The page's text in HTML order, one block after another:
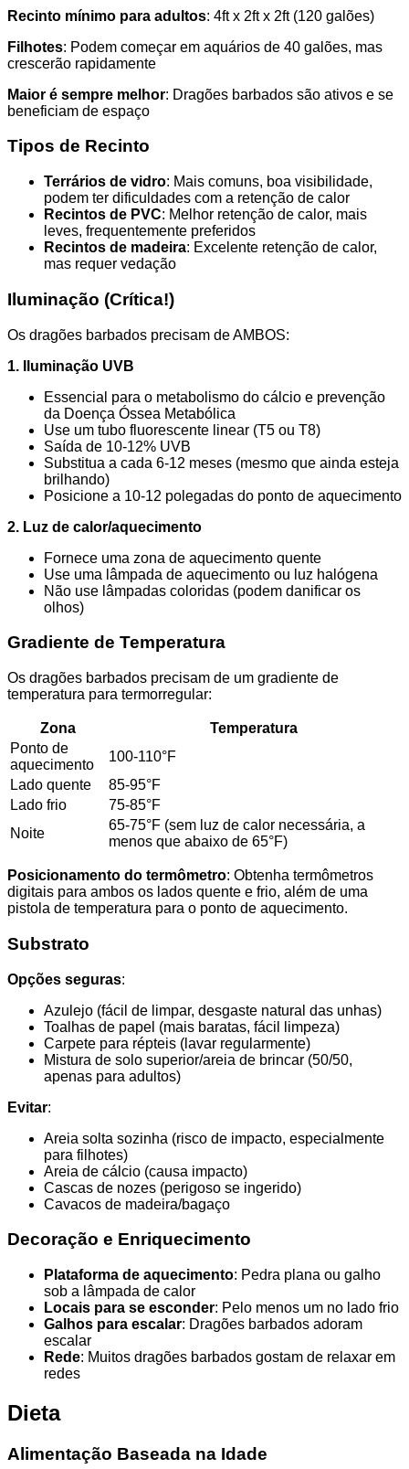
Recinto mínimo para adultos: 4ft x 2ft x 2ft (120 galões)
Filhotes: Podem começar em aquários de 40 galões, mas
crescerão rapidamente
Maior é sempre melhor: Dragões barbados são ativos e se
beneficiam de espaço
Tipos de Recinto
Terrários de vidro: Mais comuns, boa visibilidade,
podem ter dificuldades com a retenção de calor
Recintos de PVC: Melhor retenção de calor, mais
leves, frequentemente preferidos
Recintos de madeira: Excelente retenção de calor,
mas requer vedação
Iluminação (Crítica!)
Os dragões barbados precisam de AMBOS:
1. Iluminação UVB
Essencial para o metabolismo do cálcio e prevenção
da Doença Óssea Metabólica
Use um tubo fluorescente linear (T5 ou T8)
Saída de 10-12% UVB
Substitua a cada 6-12 meses (mesmo que ainda esteja
brilhando)
Posicione a 10-12 polegadas do ponto de aquecimento
2. Luz de calor/aquecimento
Fornece uma zona de aquecimento quente
Use uma lâmpada de aquecimento ou luz halógena
Não use lâmpadas coloridas (podem danificar os
olhos)
Gradiente de Temperatura
Os dragões barbados precisam de um gradiente de
temperatura para termorregular:
Zona
Temperatura
Ponto de
aquecimento
100-110°F
Lado quente
85-95°F
Lado frio
75-85°F
Noite
65-75°F (sem luz de calor necessária, a
menos que abaixo de 65°F)
Posicionamento do termômetro: Obtenha termômetros
digitais para ambos os lados quente e frio, além de uma
pistola de temperatura para o ponto de aquecimento.
Substrato
Opções seguras:
Azulejo (fácil de limpar, desgaste natural das unhas)
Toalhas de papel (mais baratas, fácil limpeza)
Carpete para répteis (lavar regularmente)
Mistura de solo superior/areia de brincar (50/50,
apenas para adultos)
Evitar:
Areia solta sozinha (risco de impacto, especialmente
para filhotes)
Areia de cálcio (causa impacto)
Cascas de nozes (perigoso se ingerido)
Cavacos de madeira/bagaço
Decoração e Enriquecimento
Plataforma de aquecimento: Pedra plana ou galho
sob a lâmpada de calor
Locais para se esconder: Pelo menos um no lado frio
Galhos para escalar: Dragões barbados adoram
escalar
Rede: Muitos dragões barbados gostam de relaxar em
redes
Dieta
Alimentação Baseada na Idade